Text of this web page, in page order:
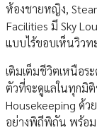
ห้องชายหญิง,
Facilities มี Sky
แบบไร้ขอบเห็นวิวท
เติมเต็มชีวิตเหนือร
ตัวที่จะดูแลในทุกมิ
Housekeeping ด้ว
อย่างพิถีพิถัน พร้อม